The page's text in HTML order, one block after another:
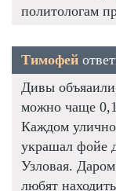
политологам
Тимофей
Дивы
можно чаще
Каждом
украшал фойе
Узловая.
любят